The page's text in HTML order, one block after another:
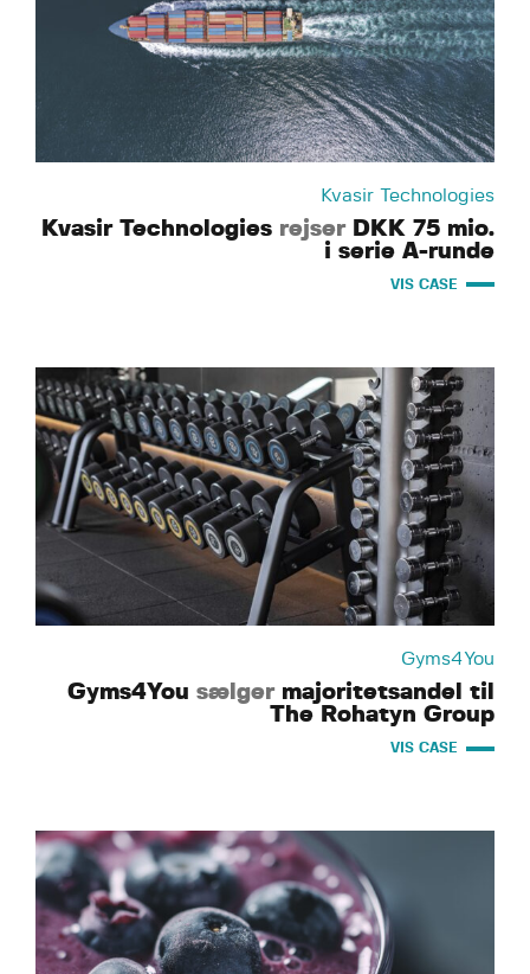
Kvasir Technologies
Kvasir Technologies rejserDKK 75 mio.
i serie A-runde
VIS CASE
Gyms4You
Gyms4You sælgermajoritetsandel til
The Rohatyn Group
VIS CASE